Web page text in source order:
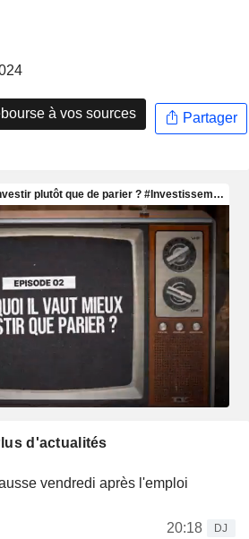
à vos sources Partager
d'actualités
vendredi après l'emploi
20:18
DJ